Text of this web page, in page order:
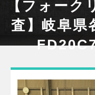
【フォーク
査】岐阜県